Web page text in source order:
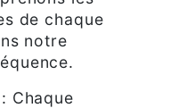
de chaque
notre
: Chaque